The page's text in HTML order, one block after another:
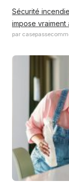
Sécurité
impose vraiment
par